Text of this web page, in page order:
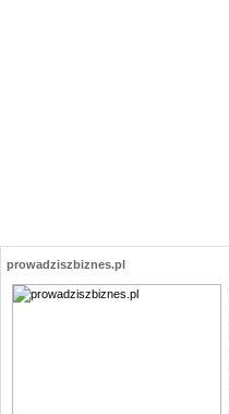
prowadziszbiznes.pl